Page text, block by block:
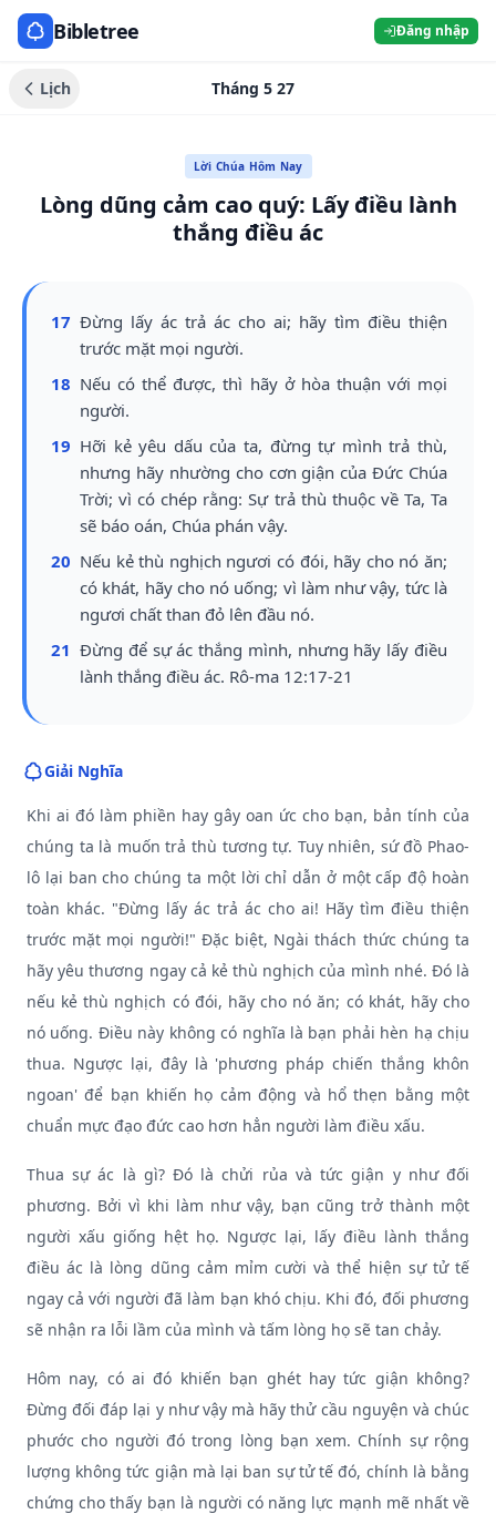
Bibletree Đăng nhập
Lịch Tháng 5 27
Lời Chúa Hôm Nay
Lòng dũng cảm cao quý: Lấy điều lành
thắng điều ác
17 Đừng lấy ác trả ác cho ai; hãy tìm điều thiện
trước mặt mọi người.
18 Nếu có thể được, thì hãy ở hòa thuận với mọi
người.
19 Hỡi kẻ yêu dấu của ta, đừng tự mình trả thù,
nhưng hãy nhường cho cơn giận của Đức Chúa
Trời; vì có chép rằng: Sự trả thù thuộc về Ta, Ta
sẽ báo oán, Chúa phán vậy.
20 Nếu kẻ thù nghịch ngươi có đói, hãy cho nó ăn;
có khát, hãy cho nó uống; vì làm như vậy, tức là
ngươi chất than đỏ lên đầu nó.
21 Đừng để sự ác thắng mình, nhưng hãy lấy điều
lành thắng điều ác. Rô-ma 12:17-21
Giải Nghĩa
Khi ai đó làm phiền hay gây oan ức cho bạn, bản tính của
chúng ta là muốn trả thù tương tự. Tuy nhiên, sứ đồ Phao-
lô lại ban cho chúng ta một lời chỉ dẫn ở một cấp độ hoàn
toàn khác. "Đừng lấy ác trả ác cho ai! Hãy tìm điều thiện
trước mặt mọi người!" Đặc biệt, Ngài thách thức chúng ta
hãy yêu thương ngay cả kẻ thù nghịch của mình nhé. Đó là
nếu kẻ thù nghịch có đói, hãy cho nó ăn; có khát, hãy cho
nó uống. Điều này không có nghĩa là bạn phải hèn hạ chịu
thua. Ngược lại, đây là 'phương pháp chiến thắng khôn
ngoan' để bạn khiến họ cảm động và hổ thẹn bằng một
chuẩn mực đạo đức cao hơn hẳn người làm điều xấu.
Thua sự ác là gì? Đó là chửi rủa và tức giận y như đối
phương. Bởi vì khi làm như vậy, bạn cũng trở thành một
người xấu giống hệt họ. Ngược lại, lấy điều lành thắng
điều ác là lòng dũng cảm mỉm cười và thể hiện sự tử tế
ngay cả với người đã làm bạn khó chịu. Khi đó, đối phương
sẽ nhận ra lỗi lầm của mình và tấm lòng họ sẽ tan chảy.
Hôm nay, có ai đó khiến bạn ghét hay tức giận không?
Đừng đối đáp lại y như vậy mà hãy thử cầu nguyện và chúc
phước cho người đó trong lòng bạn xem. Chính sự rộng
lượng không tức giận mà lại ban sự tử tế đó, chính là bằng
chứng cho thấy bạn là người có năng lực mạnh mẽ nhất về